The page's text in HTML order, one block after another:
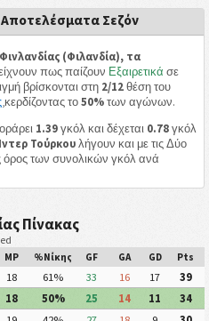
Σεζόν
(Φιλανδία), τα
πως παίζουν Εξαιρετικά σε
βρίσκονται στη 2/12θέση του
,κερδίζοντας το 50%των αγώνων.
1.39γκόλ και δέχεται 0.78γκόλ
Τούρκουλήγουν και με τις Δύο
των συνολικών γκόλ ανά
Πίνακας
MP %Νίκης GF GA GD Pts
18 61% 33 16 17
39
18 50% 25 14 11
34